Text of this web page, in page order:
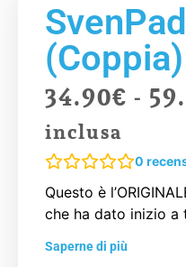
(Coppia)
34.90€ -
inclusa
0
Questo è
che ha dato inizio a
Saperne di più